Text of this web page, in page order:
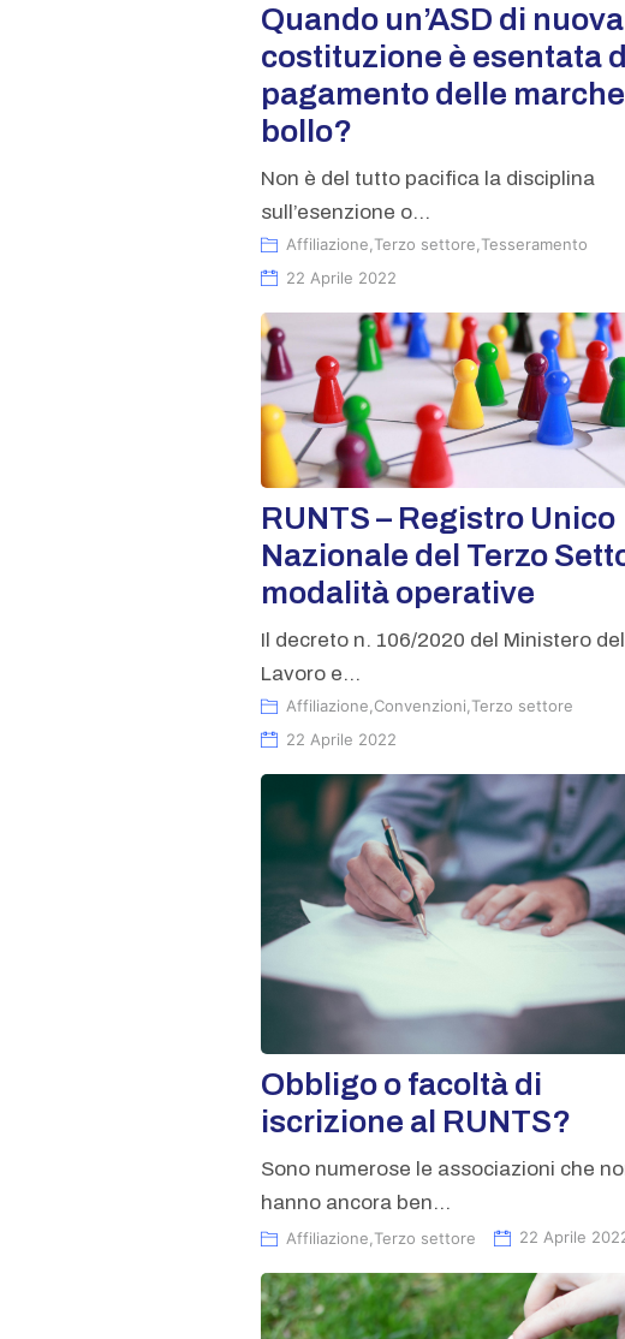
Quando un’ASD di nuova
costituzione è esentata
pagamento delle
bollo?
Non è del tutto pacifica la disciplina
sull’esenzione o...
Affiliazione Terzo settore Tesseramento
22 Aprile 2022
RUNTS – Registro Unico
Nazionale del Terzo
modalità operative
Il decreto n. 106/2020 del Ministero del
Lavoro e...
Affiliazione Convenzioni Terzo settore
22 Aprile 2022
Obbligo o facoltà di
iscrizione al RUNTS?
Sono numerose le associazioni che
hanno ancora ben...
Affiliazione Terzo settore 22 Aprile